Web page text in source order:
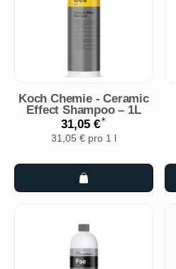
Koch Chemie - Ceramic
Effect Shampoo – 1L
31,05 €*
31,05 € pro 1 l